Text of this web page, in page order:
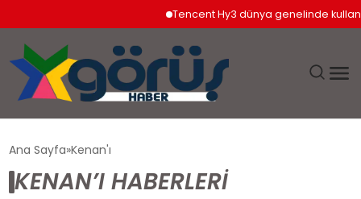
Tencent Hy3 dünya genelinde
EKONOMI
Ana Sayfa Kenan'ı
KENAN’I HABERLERI